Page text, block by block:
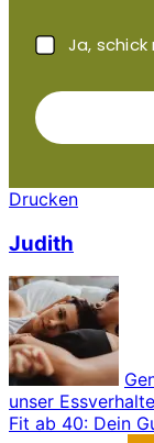
Ja,
Drucken
Judith
unser
Fit ab 40: Dein